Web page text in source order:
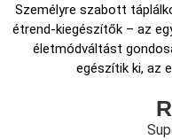
Személyre szabott
étrend-kiegészítők – az
életmódváltást
egészítik ki, az